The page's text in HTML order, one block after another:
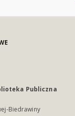
Publiczna
Biedrawiny